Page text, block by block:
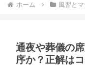
ホーム 風習と
通夜や葬儀の
序か？正解は